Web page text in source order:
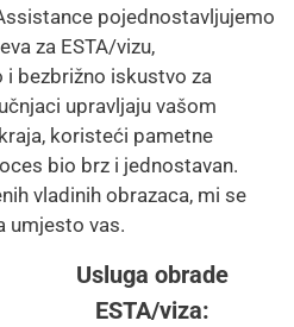
pojednostavljujemo
za ESTA/vizu,
bezbrižno iskustvo za
upravljaju vašom
koristeći pametne
bio brz i jednostavan.
vladinih obrazaca, mi se
umjesto vas.
Usluga obrade
ESTA/viza: